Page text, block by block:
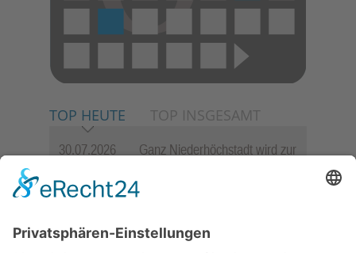
TOP HEUTE TOP INSGESAMT
30.07.2026
Ganz Niederhöchstadt wird zur
06.08.2026
Jugendchor Hochtaunus
Programm „Changes“